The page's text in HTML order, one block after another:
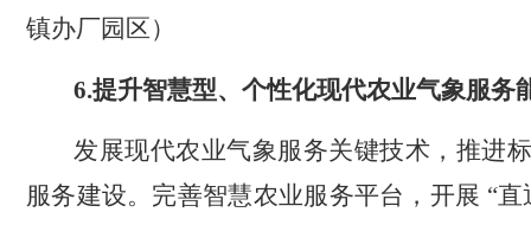
镇办厂园区）
6.提升智慧型、个性化现代农业气象服务
发展现代农业气象服务关键技术，推进
服务建设。完善智慧农业服务平台，开展 “直